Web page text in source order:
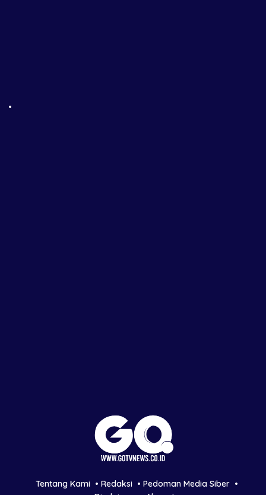
Tentang Kami Redaksi
Pedoman Media Siber